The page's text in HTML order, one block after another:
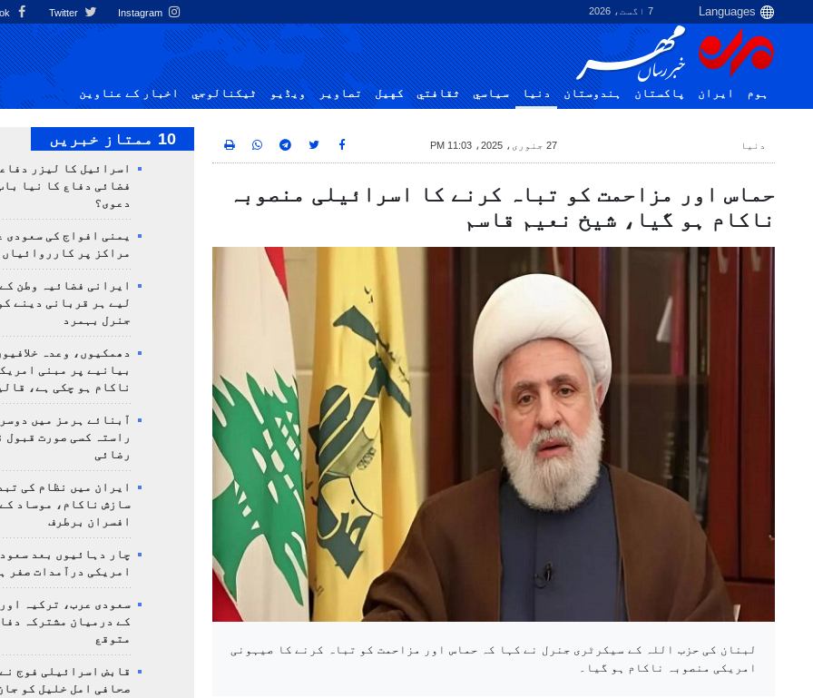
7 اگست، 2026 Instagram
ہوم ایران پاکستان ہندوستان دنیا سياسي ثقافتي کهيل تصاوير ویڈیو ٹيكنالوجي اخبار کے عناوین
دنیا 27 جنوری، 2025، 11:03 PM
حماس اور مزاحمت کو تباہ کرنے کا اسرائیلی منصوبہ
ناکام ہو گیا، شیخ نعیم قاسم
لبنان کی حزب اللہ کے سیکرٹری جنرل نے کہا کہ حماس اور مزاحمت کو تباہ کرنے کا صیہونی
امریکی منصوبہ ناکام ہو گیا۔
10 ممتاز خبریں
اسرائیل کا لیزر
فضائی دفاع کا نیا
دعوی؟
یمنی افواج کی سعودی
مراکز پر کارروائیاں
ایرانی فضائیہ وطن
لیے ہر قربانی دینے
جنرل بہمرد
دھمکیوں، وعدہ
بیانیے پر مبنی
ناکام ہو چکی ہے،
آبنائے ہرمز میں
راستہ کسی صورت قبول
رضائی
ایران میں نظام کی
سازش ناکام، موساد
افسران برطرف
چار دہائیوں بعد
امریکی درآمدات صفر
سعودی عرب، ترکیہ
کے درمیان مشترکہ
متوقع
قابض اسرائیلی فوج
صحافی امل خلیل کو